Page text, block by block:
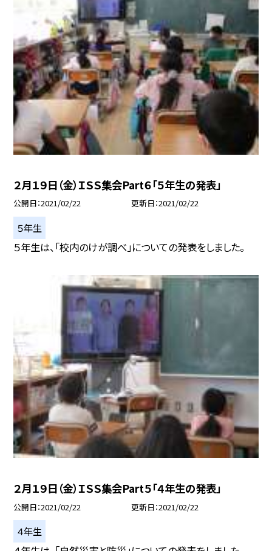
２月１９日（金）ＩＳＳ集会Part６「５年生の発表」
公開日 2021/02/22 更新日 2021/02/22
５年生
５年生は、「校内のけが調べ」についての発表をしました。
２月１９日（金）ＩＳＳ集会Part５「４年生の発表」
公開日 2021/02/22 更新日 2021/02/22
４年生